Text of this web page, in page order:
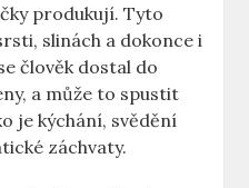
produkují. Tyto
slinách a dokonce i
člověk dostal do
a může to spustit
je kýchání, svědění
záchvaty.